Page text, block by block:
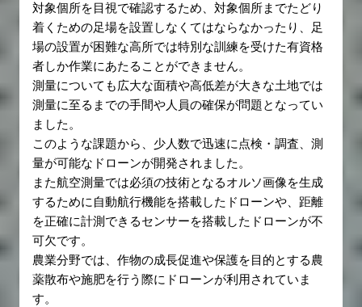
対象個所を目視で確認するため、対象個所までたどり
着くための足場を設置しなくてはならなかったり、足
場の設置が困難な高所では特別な訓練を受けた有資格
者しか作業にあたることができません。
測量についても広大な面積や高低差が大きな土地では
測量に至るまでの手間や人員の確保が問題となってい
ました。
このような課題から、少人数で迅速に点検・調査、測
量が可能なドローンが開発されました。
また航空測量では必須の技術となるオルソ画像を生成
するために自動航行機能を搭載したドローンや、距離
を正確に計測できるセンサーを搭載したドローンが不
可欠です。
農業分野では、作物の成長促進や保護を目的とする農
薬散布や施肥を行う際にドローンが利用されていま
す。